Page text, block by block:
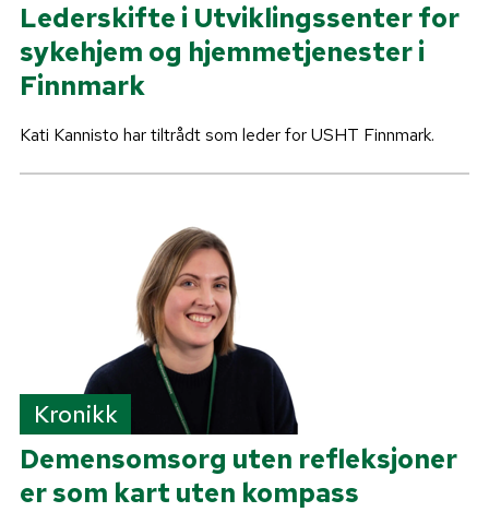
Lederskifte i Utviklingssenter for
sykehjem og hjemmetjenester i
Finnmark
Kati Kannisto har tiltrådt som leder for USHT Finnmark.
Kronikk
Demensomsorg uten refleksjoner
er som kart uten kompass